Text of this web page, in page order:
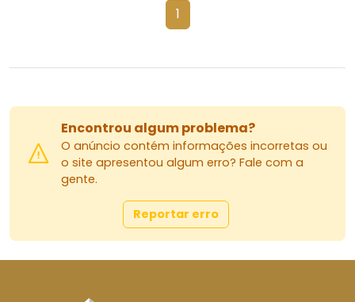
1
Encontrou algum problema?
O anúncio contém informações incorretas ou
o site apresentou algum erro? Fale com a
gente.
Reportar erro